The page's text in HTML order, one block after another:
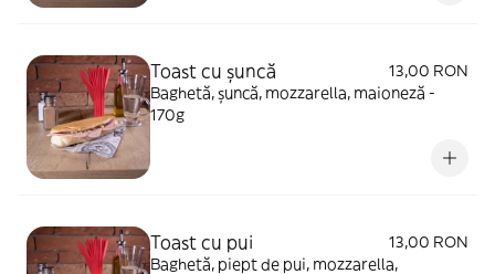
Toast cu șuncă
13,00 RON
Baghetă, șuncă, mozzarella, maioneză -
170g
Toast cu pui
13,00 RON
Baghetă, piept de pui, mozzarella,